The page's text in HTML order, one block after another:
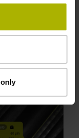
카메라와
이 있는 새로운